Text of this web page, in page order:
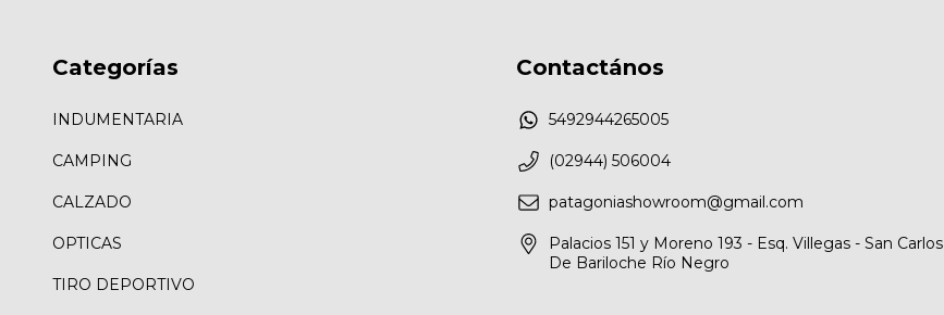
Categorías
INDUMENTARIA
CAMPING
CALZADO
OPTICAS
TIRO DEPORTIVO
Contactános
5492944265005
(02944) 506004
patagoniashowroom@gmail.com
Palacios 151 y Moreno 193 - Esq. Villegas - San Carlos
De Bariloche Río Negro